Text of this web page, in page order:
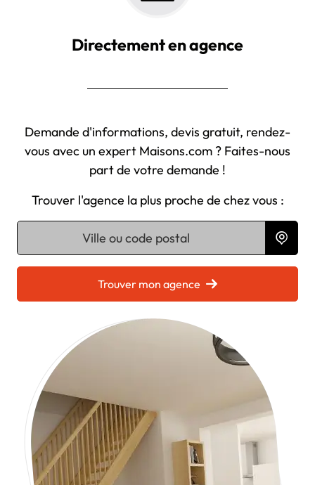
Directement en agence
Demande d'informations, devis gratuit, rendez-
vous avec un expert Maisons.com ? Faites-nous
part de votre demande !
Trouver l'agence la plus proche de chez vous :
Chargement...
Trouver mon agence